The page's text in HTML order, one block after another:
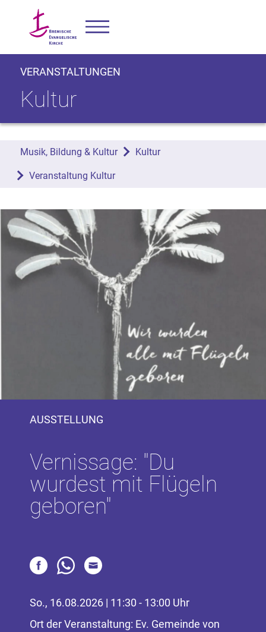
VERANSTALTUNGEN
Kultur
Musik, Bildung & Kultur Kultur
Veranstaltung Kultur
AUSSTELLUNG
Vernissage: "Du
wurdest mit Flügeln
geboren"
So., 16.08.2026 | 11:30 - 13:00 Uhr
Ort der Veranstaltung: Ev. Gemeinde von